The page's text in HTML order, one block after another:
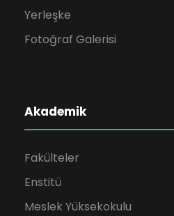
Yerleşke
Fotoğraf Galerisi
Akademik
Fakülteler
Enstitü
Meslek Yüksekokulu